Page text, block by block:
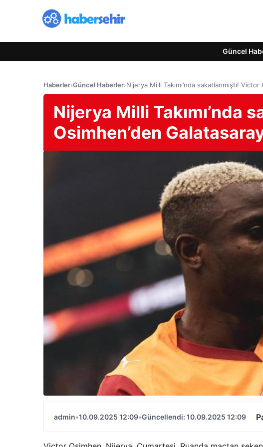
Güncel
Haberler›Güncel Haberler›Nijerya Milli Takımı’nda sakatlanmıştı!
Nijerya Milli Takımı’nda
Osimhen’den
admin•10.09.2025 12:09•Güncellendi: 10.09.2025 12:09